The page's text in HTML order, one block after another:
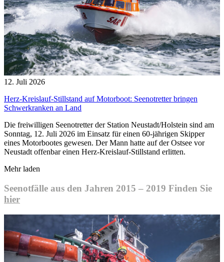
12. Juli 2026
Herz-Kreislauf-Stillstand auf Motorboot: Seenotretter bringen
Schwerkranken an Land
Die freiwilligen Seenotretter der Station Neustadt/Holstein sind am
Sonntag, 12. Juli 2026 im Einsatz für einen 60-jährigen Skipper
eines Motorbootes gewesen. Der Mann hatte auf der Ostsee vor
Neustadt offenbar einen Herz-Kreislauf-Stillstand erlitten.
Mehr laden
Seenotfälle aus den Jahren 2015 – 2019 Finden Sie
hier